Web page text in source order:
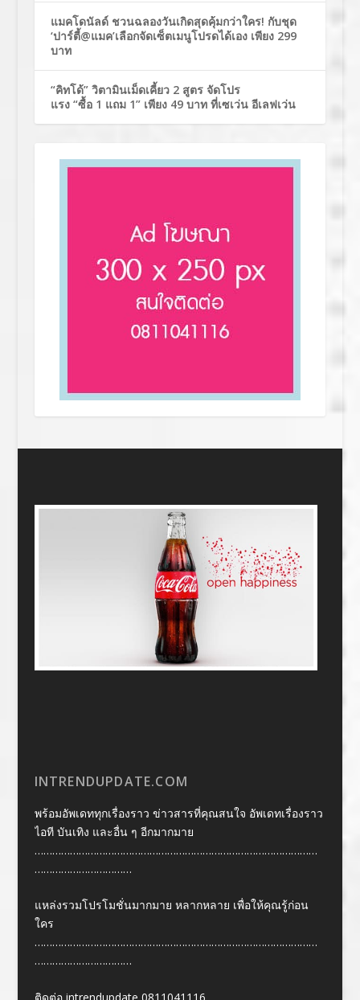
แมคโดนัลด์ ชวนฉลองวันเกิดสุดคุ้มกว่าใคร! กับชุด
‘ปาร์ตี้@แมค’เลือกจัดเซ็ตเมนูโปรดได้เอง เพียง 299
บาท
“คิทโด้” วิตามินเม็ดเคี้ยว 2 สูตร จัดโปร
แรง “ซื้อ 1 แถม 1” เพียง 49 บาท ที่เซเว่น อีเลฟเว่น
INTRENDUPDATE.COM
พร้อมอัพเดททุกเรื่องราว ข่าวสารที่คุณสนใจ อัพเดทเรื่องราว
ไอที บันเทิง และอื่น ๆ อีกมากมาย
……………………………………………………………………………………
……………………………
แหล่งรวมโปรโมชั่นมากมาย หลากหลาย เพื่อให้คุณรู้ก่อน
ใคร
……………………………………………………………………………………
……………………………
ติดต่อ intrendupdate 0811041116